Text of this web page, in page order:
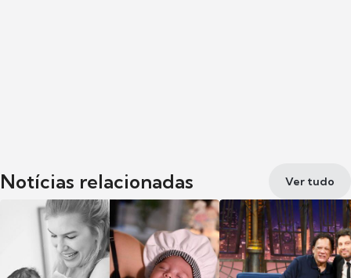
Notícias relacionadas Ver tudo